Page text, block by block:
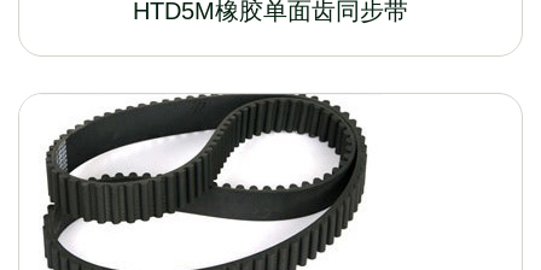
HTD5M橡胶单面齿同步带